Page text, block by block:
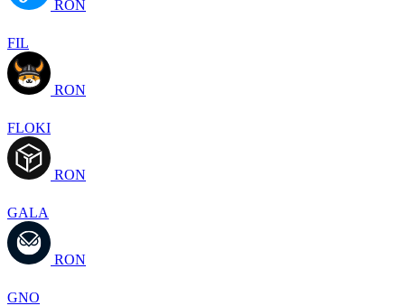
RON
FIL
RON
FLOKI
RON
GALA
RON
GNO